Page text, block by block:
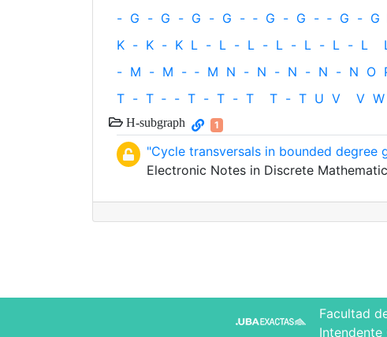
- G - G - G - G - ‐ G - G - ‐ G - G
K - K - K L - L - L - L - L - L - L
- M - M - ‐ M N - N - N - N - N O
T - T ‐ - T - T - T T - T U V V W
H-subgraph 1
"Cycle transversals in bounded degree
Electronic Notes in Discrete
Facultad